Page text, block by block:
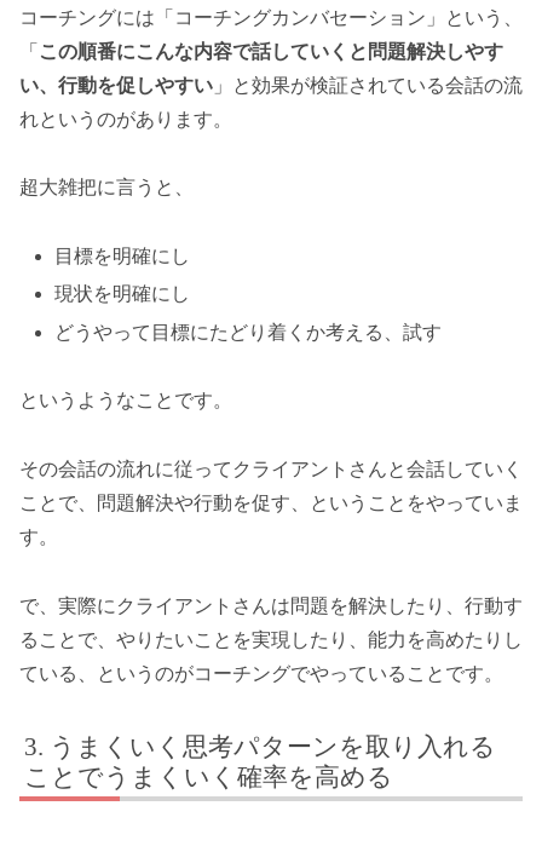
コーチングには「コーチングカンバセーション」という、
「 この順番にこんな内容で話していくと問題解決しやす
い、行動を促しやすい 」と効果が検証されている会話の流
れというのがあります。
超大雑把に言うと、
目標を明確にし
現状を明確にし
どうやって目標にたどり着くか考える、試す
というようなことです。
その会話の流れに従ってクライアントさんと会話していく
ことで、問題解決や行動を促す、ということをやっていま
す。
で、実際にクライアントさんは問題を解決したり、行動す
ることで、やりたいことを実現したり、能力を高めたりし
ている、というのがコーチングでやっていることです。
うまくいく思考パターンを取り入れる
ことでうまくいく確率を高める